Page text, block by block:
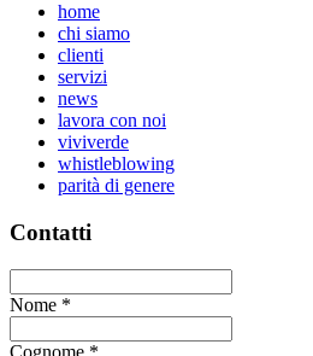
home
chi siamo
clienti
servizi
news
lavora con noi
viviverde
whistleblowing
parità di genere
Contatti
Nome *
Cognome *